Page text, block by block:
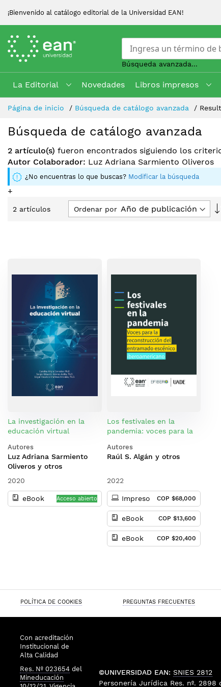
¡Bienvenido al catálogo editorial de la Universidad EAN!
Búsqueda avanzada...
La Editorial Novedades Libros impresos
Skip
Content
Página de inicio Búsqueda de catálogo avanzada
Búsqueda de catálogo avanzada
2 artículo(s) fueron encontrados siguiendo los
Autor Colaborador: Luz Adriana Sarmiento Oliveros
¿No encuentras lo que buscas? Modificar la búsqueda
+
2 artículos Ordenar por
La investigación en la
educación virtual
Autores
Luz Adriana Sarmiento
Oliveros y otros
2020
eBook Acceso abierto
Los festivales en la
pandemia: voces para la
entramado escénico
iberoamericano
Autores
Raúl S. Algán y otros
2022
Impreso COP $68,000
eBook COP $13,600
eBook COP $20,400
POLÍTICA DE COOKIES PREGUNTAS FRECUENTES
Con acreditación
Institucional de
Alta Calidad
Res. Nº 023654 del
Mineducación
©UNIVERSIDAD EAN: SNIES 2812
Personería Jurídica Res. nº. 2898